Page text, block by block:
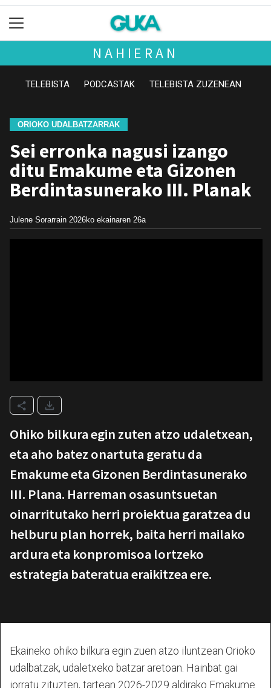
NAHIERAN
TELEBISTA PODCASTAK TELEBISTA ZUZENEAN
ORIOKO UDALBATZARRAK
Sei erronka nagusi izango
ditu Emakume eta Gizonen
Berdintasunerako III. Planak
Julene Sorarrain 2026ko ekainaren 26a
Ohiko bilkura egin zuten atzo udaletxean,
eta aho batez onartuta geratu da
Emakume eta Gizonen Berdintasunerako
III. Plana. Harreman osasuntsuetan
oinarritutako herri proiektua garatzea du
helburu plan horrek, baita herri mailako
ardura eta konpromisoa lortzeko
estrategia bateratua eraikitzea ere.
Ekaineko ohiko bilkura egin zuen atzo iluntzean Orioko
udalbatzak, udaletxeko batzar aretoan. Hainbat gai
jorratu zituzten, tartean 2026-2029 aldirako Emakume